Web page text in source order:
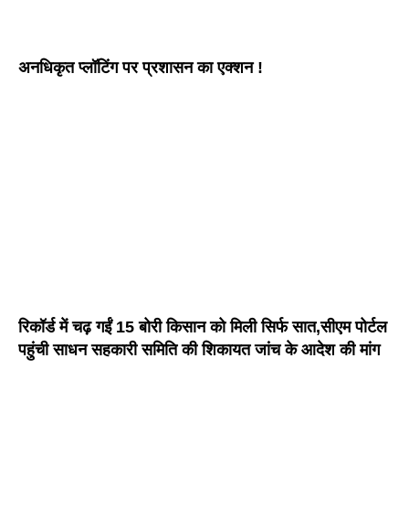
अनधिकृत प्लॉटिंग पर प्रशासन का एक्शन !
रिकॉर्ड में चढ़ गईं 15 बोरी किसान को मिली सिर्फ सात,सीएम पोर्टल
पहुंची साधन सहकारी समिति की शिकायत जांच के आदेश की मांग